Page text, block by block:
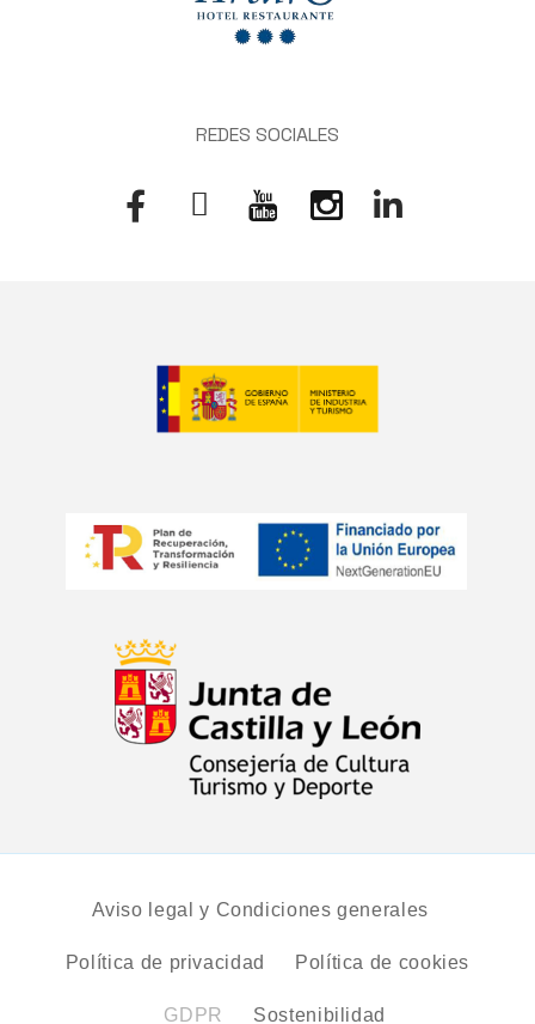
REDES SOCIALES
Aviso legal y Condiciones generales
Política de privacidad Política de cookies
GDPR Sostenibilidad